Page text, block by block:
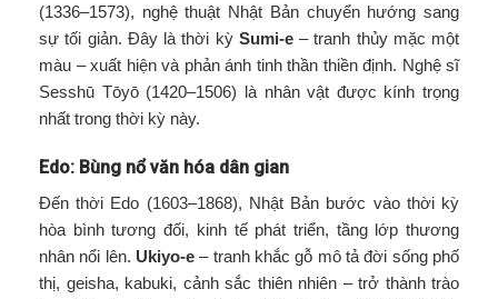
(1336–1573), nghệ thuật Nhật Bản chuyển hướng sang
sự tối giản. Đây là thời kỳ Sumi-e– tranh thủy mặc một
màu – xuất hiện và phản ánh tinh thần thiền định. Nghệ sĩ
Sesshū Tōyō (1420–1506) là nhân vật được kính trọng
nhất trong thời kỳ này.
Edo: Bùng nổ văn hóa dân gian
Đến thời Edo (1603–1868), Nhật Bản bước vào thời kỳ
hòa bình tương đối, kinh tế phát triển, tầng lớp thương
nhân nổi lên. Ukiyo-e – tranh khắc gỗ mô tả đời sống phố
thị, geisha, kabuki, cảnh sắc thiên nhiên – trở thành trào